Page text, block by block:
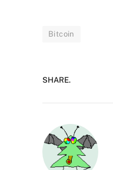
Bitcoin
SHARE.